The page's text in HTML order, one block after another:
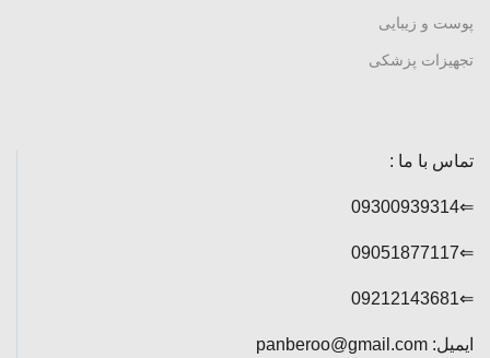
پوست و زیبایی
تجهیزات پزشکی
تماس با ما :
⇐09300939314
⇐09051877117
⇐09212143681
ایمیل: panberoo@gmail.com